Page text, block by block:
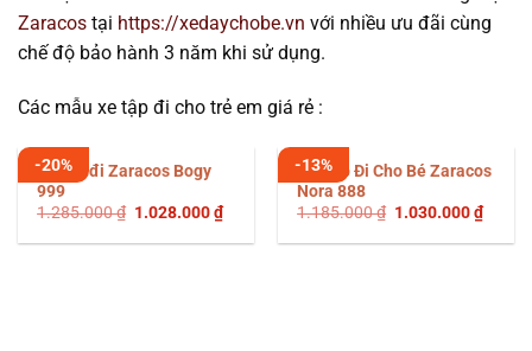
Zaracos tại https://xedaychobe.vn với nhiều ưu đãi cùng
chế độ bảo hành 3 năm khi sử dụng.
Các mẫu xe tập đi cho trẻ em giá rẻ :
-20%
Xe tập đi Zaracos Bogy
999
1.285.000₫ Giá
là:
1.028.000₫Giá
hiện
tại
-13%
Xe Tập Đi Cho Bé Zaracos
Nora 888
1.185.000₫ Giá
là:
1.030.000₫Giá
hiện
tại